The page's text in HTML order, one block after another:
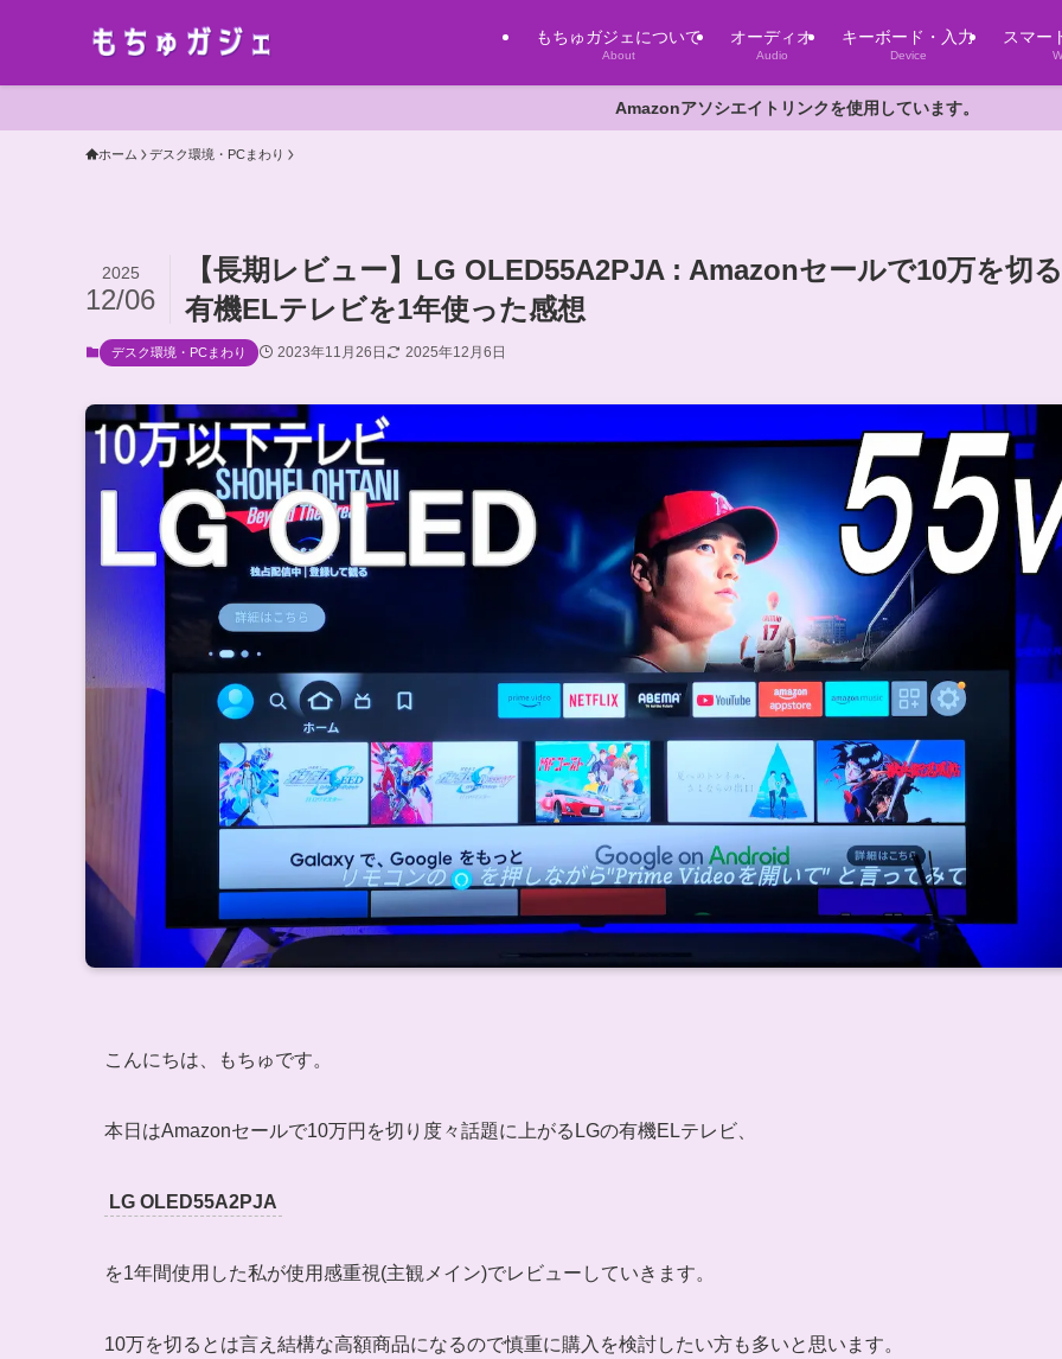
もちゅガジェについて
About
オーディオ
Audio
キーボード・入力
Device
スマー
Amazonアソシエイトリンクを使用しています。
ホーム デスク環境・PCまわり
【長期レビュー】LG OLED55A2PJA : Amazonセールで10万を切る
有機ELテレビを1年使った感想
2025
12/06
デスク環境・PCまわり 2023年11月26日 2025年12月6日
こんにちは、もちゅです。
本日はAmazonセールで10万円を切り度々話題に上がるLGの有機ELテレビ、
LG OLED55A2PJA
を1年間使用した私が使用感重視(主観メイン)でレビューしていきます。
10万を切るとは言え結構な高額商品になるので慎重に購入を検討したい方も多いと思います。